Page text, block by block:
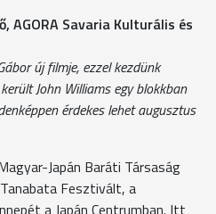
AGORA Savaria Kulturális és
új filmje, ezzel kezdünk
John Williams egy blokkban
érdekes lehet augusztus
Japán Baráti Társaság
Fesztivált, a
a Japán Centrumban. Itt